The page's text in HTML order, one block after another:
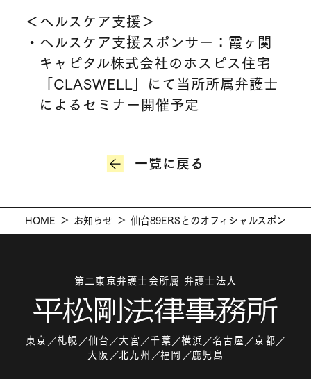
＜ヘルスケア支援＞
・ヘルスケア支援スポンサー：霞ヶ関
キャピタル株式会社のホスピス住宅
「CLASWELL」にて当所所属弁護士
によるセミナー開催予定
一覧に戻る
HOME お知らせ 仙台89ERSとのオフィシャルスポンサー
第二東京弁護士会所属 弁護士法人
東京 札幌 仙台 大宮 千葉 横浜 名古屋
京都
大阪
北九州 福岡 鹿児島